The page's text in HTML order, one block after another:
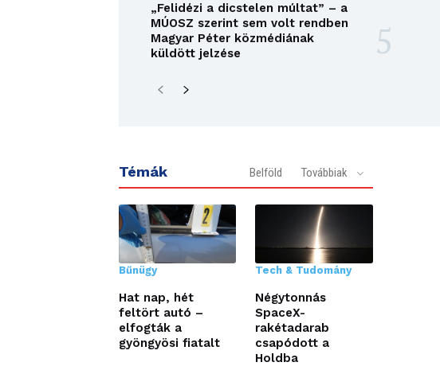
„Felidézi a dicstelen múltat” – a
MÚOSZ szerint sem volt rendben
Magyar Péter közmédiának
küldött jelzése
Témák Belföld Továbbiak
Bűnügy
Hat nap, hét
feltört autó –
elfogták a
gyöngyösi fiatalt
Tech & Tudomány
Négytonnás
SpaceX-
rakétadarab
csapódott a
Holdba